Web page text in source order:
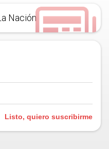
Nación
Listo, quiero suscribirme